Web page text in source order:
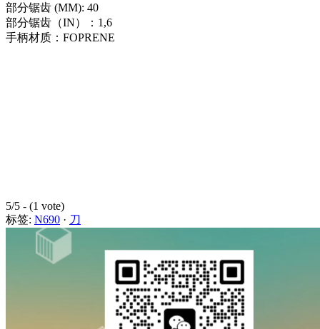
部分锯齿 (MM): 40
部分锯齿（IN）：1,6
手柄材质：FOPRENE
5/5 - (1 vote)
标签: N690 · 刀